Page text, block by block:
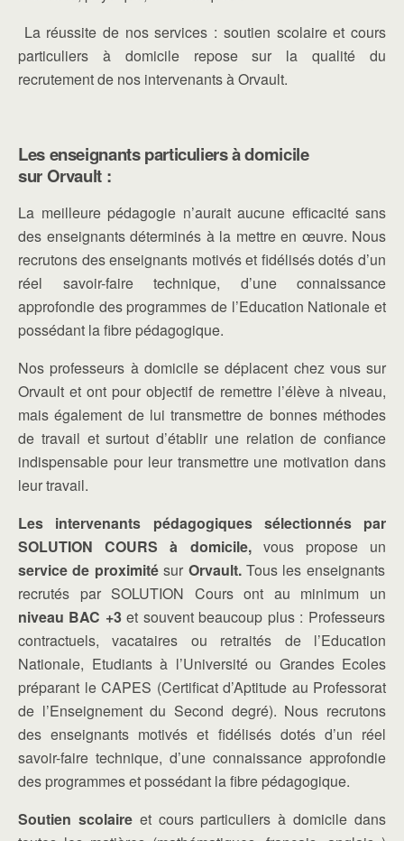
La réussite de nos services : soutien scolaire et cours
particuliers à domicile repose sur la qualité du
recrutement de nos intervenants à Orvault.
Les enseignants particuliers à domicile
sur Orvault :
La meilleure pédagogie n’aurait aucune efficacité sans
des enseignants déterminés à la mettre en œuvre. Nous
recrutons des enseignants motivés et fidélisés dotés d’un
réel savoir-faire technique, d’une connaissance
approfondie des programmes de l’Education Nationale et
possédant la fibre pédagogique.
Nos professeurs à domicile se déplacent chez vous sur
Orvault et ont pour objectif de remettre l’élève à niveau,
mais également de lui transmettre de bonnes méthodes
de travail et surtout d’établir une relation de confiance
indispensable pour leur transmettre une motivation dans
leur travail.
Les intervenants pédagogiques sélectionnés par
SOLUTION COURS à domicile, vous propose un
service de proximitésur Orvault. Tous les enseignants
recrutés par SOLUTION Cours ont au minimum un
niveau BAC +3et souvent beaucoup plus : Professeurs
contractuels, vacataires ou retraités de l’Education
Nationale, Etudiants à l’Université ou Grandes Ecoles
préparant le CAPES (Certificat d’Aptitude au Professorat
de l’Enseignement du Second degré). Nous recrutons
des enseignants motivés et fidélisés dotés d’un réel
savoir-faire technique, d’une connaissance approfondie
des programmes et possédant la fibre pédagogique.
Soutien scolaireet cours particuliers à domicile dans